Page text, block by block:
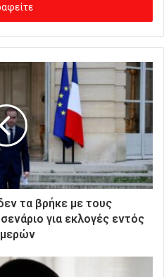
τα βρήκε με τους
για εκλογές εντός